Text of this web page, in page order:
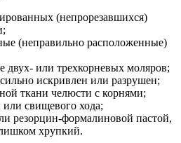
(непрорезавшихся)
(неправильно расположенные)
двух- или трехкорневых моляров;
искривлен или разрушен;
ткани челюсти с корнями;
свищевого хода;
резорцин-формалиновой пастой,
хрупкий.